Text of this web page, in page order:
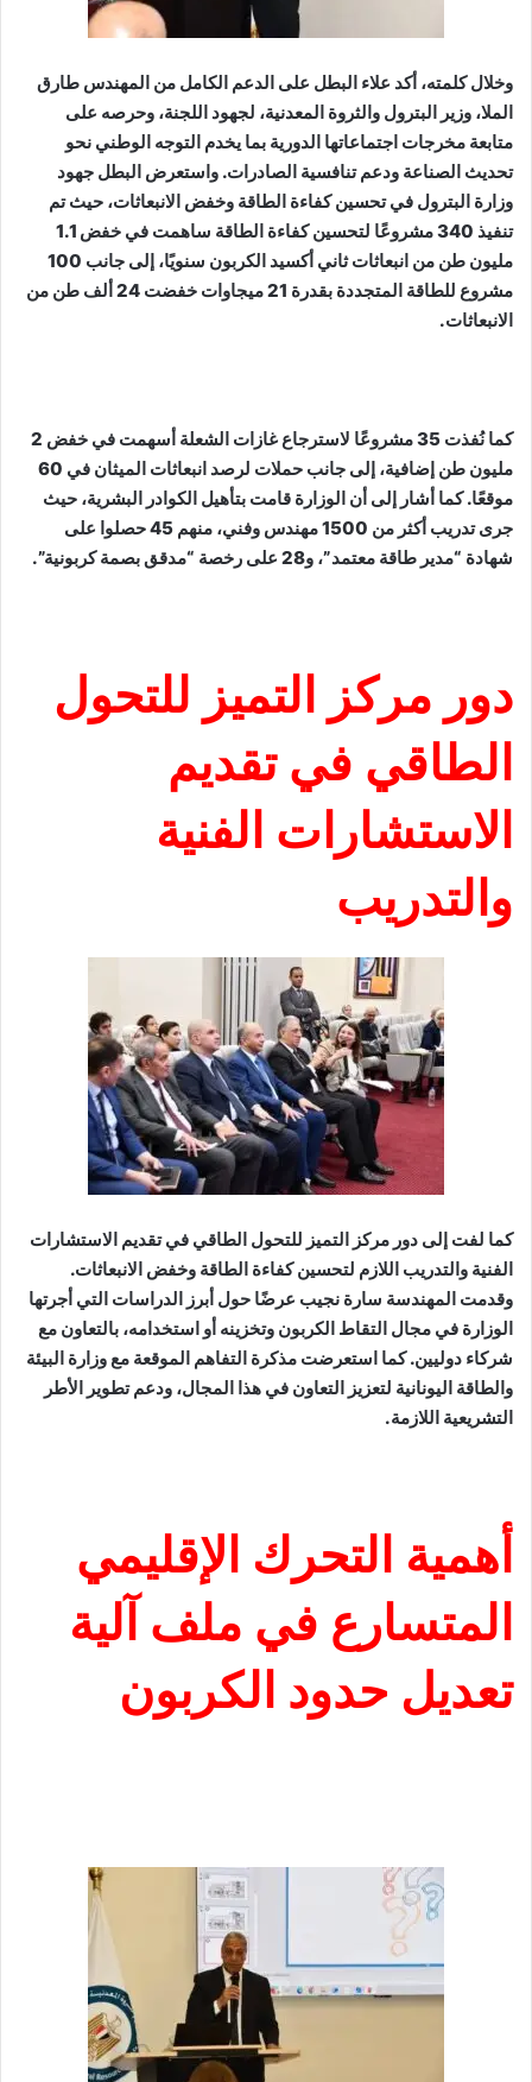
وخلال كلمته، أكد علاء البطل على الدعم الكامل من المهندس طارق
الملا، وزير البترول والثروة المعدنية، لجهود اللجنة، وحرصه على
متابعة مخرجات اجتماعاتها الدورية بما يخدم التوجه الوطني نحو
تحديث الصناعة ودعم تنافسية الصادرات. واستعرض البطل جهود
وزارة البترول في تحسين كفاءة الطاقة وخفض الانبعاثات، حيث تم
تنفيذ 340 مشروعًا لتحسين كفاءة الطاقة ساهمت في خفض 1.1
مليون طن من انبعاثات ثاني أكسيد الكربون سنويًا، إلى جانب 100
مشروع للطاقة المتجددة بقدرة 21 ميجاوات خفضت 24 ألف طن من
الانبعاثات.
كما نُفذت 35 مشروعًا لاسترجاع غازات الشعلة أسهمت في خفض 2
مليون طن إضافية، إلى جانب حملات لرصد انبعاثات الميثان في 60
موقعًا. كما أشار إلى أن الوزارة قامت بتأهيل الكوادر البشرية، حيث
جرى تدريب أكثر من 1500 مهندس وفني، منهم 45 حصلوا على
شهادة “مدير طاقة معتمد”، و28 على رخصة “مدقق بصمة كربونية”.
دور مركز التميز للتحول
الطاقي في تقديم
الاستشارات الفنية
والتدريب
كما لفت إلى دور مركز التميز للتحول الطاقي في تقديم الاستشارات
الفنية والتدريب اللازم لتحسين كفاءة الطاقة وخفض الانبعاثات.
وقدمت المهندسة سارة نجيب عرضًا حول أبرز الدراسات التي أجرتها
الوزارة في مجال التقاط الكربون وتخزينه أو استخدامه، بالتعاون مع
شركاء دوليين. كما استعرضت مذكرة التفاهم الموقعة مع وزارة البيئة
والطاقة اليونانية لتعزيز التعاون في هذا المجال، ودعم تطوير الأطر
التشريعية اللازمة.
أهمية التحرك الإقليمي
المتسارع في ملف آلية
تعديل حدود الكربون